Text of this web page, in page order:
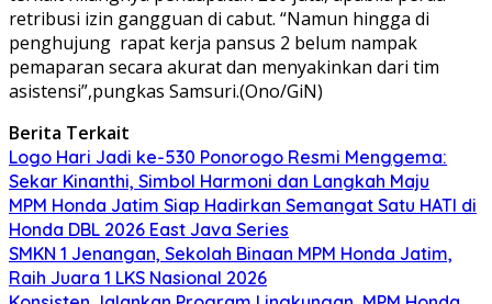
retribusi izin gangguan di cabut. “Namun hingga di
penghujung rapat kerja pansus 2 belum nampak
pemaparan secara akurat dan menyakinkan dari tim
asistensi”,pungkas Samsuri.(Ono/GiN)
Berita Terkait
Logo Hari Jadi ke-530 Ponorogo Resmi Menggema:
Sekar Kinanthi, Simbol Harmoni dan Langkah Maju
MPM Honda Jatim Siap Hadirkan Semangat Satu HATI di
Honda DBL 2026 East Java Series
SMKN 1 Jenangan, Sekolah Binaan MPM Honda Jatim,
Raih Juara 1 LKS Nasional 2026